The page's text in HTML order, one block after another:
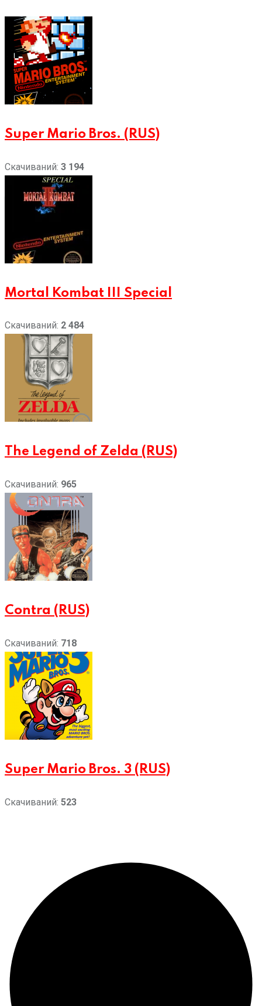
Super Mario Bros. (RUS)
Скачиваний: 3 194
Mortal Kombat III Special
Скачиваний: 2 484
The Legend of Zelda (RUS)
Скачиваний: 965
Contra (RUS)
Скачиваний: 718
Super Mario Bros. 3 (RUS)
Скачиваний: 523